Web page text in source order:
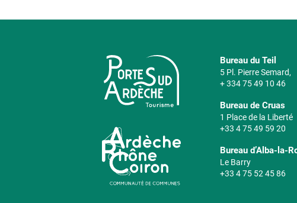
Bureau du Teil
5 Pl. Pierre Semard,
+ 334 75 49 10 46
Bureau de Cruas
1 Place de la Liberté
+33 4 75 49 59 20
Bureau d’Alba-la-
Le Barry
+33 4 75 52 45 86